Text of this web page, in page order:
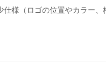
様（ロゴの位置やカラー、